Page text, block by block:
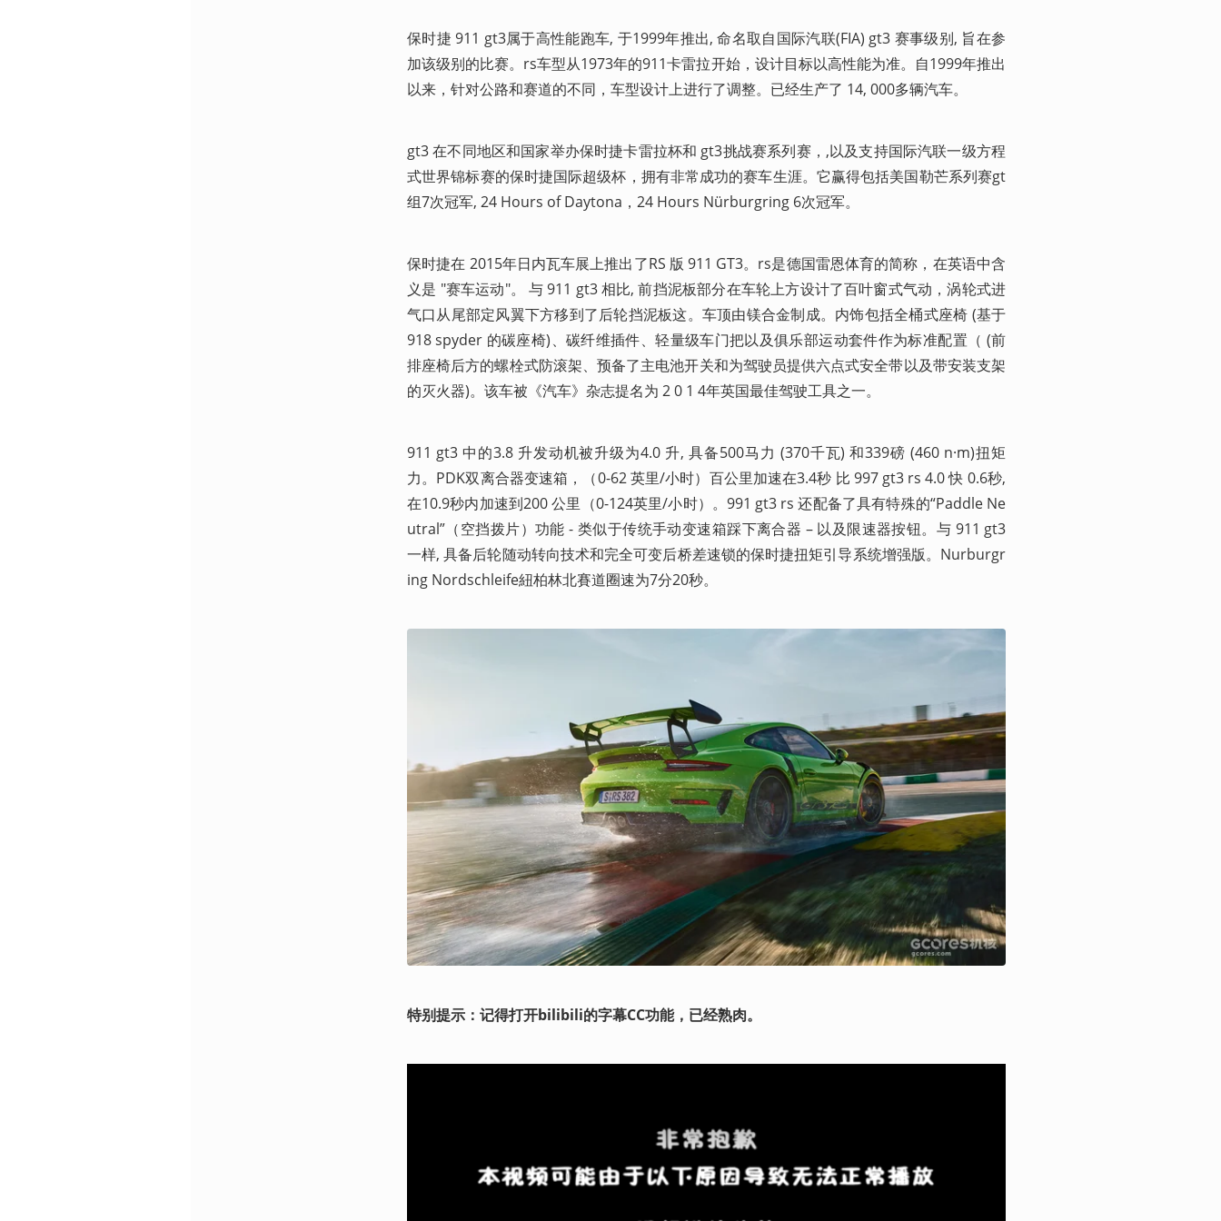
保时捷 911 gt3属于高性能跑车, 于1999年推出, 命名取自国际汽联(FIA) gt3 赛事级别, 旨在参
加该级别的比赛。rs车型从1973年的911卡雷拉开始，设计目标以高性能为准。自1999年推出
以来，针对公路和赛道的不同，车型设计上进行了调整。已经生产了 14, 000多辆汽车。
gt3 在不同地区和国家举办保时捷卡雷拉杯和 gt3挑战赛系列赛，,以及支持国际汽联一级方程
式世界锦标赛的保时捷国际超级杯，拥有非常成功的赛车生涯。它赢得包括美国勒芒系列赛gt
组7次冠军, 24 Hours of Daytona，24 Hours Nürburgring 6次冠军。
保时捷在 2015年日内瓦车展上推出了RS 版 911 GT3。rs是德国雷恩体育的简称，在英语中含
义是 "赛车运动"。 与 911 gt3 相比, 前挡泥板部分在车轮上方设计了百叶窗式气动，涡轮式进
气口从尾部定风翼下方移到了后轮挡泥板这。车顶由镁合金制成。内饰包括全桶式座椅 (基于
918 spyder 的碳座椅)、碳纤维插件、轻量级车门把以及俱乐部运动套件作为标准配置（ (前
排座椅后方的螺栓式防滚架、预备了主电池开关和为驾驶员提供六点式安全带以及带安装支架
的灭火器)。该车被《汽车》杂志提名为 2 0 1 4年英国最佳驾驶工具之一。
911 gt3 中的3.8 升发动机被升级为4.0 升, 具备500马力 (370千瓦) 和339磅 (460 n·m)扭矩
力。PDK双离合器变速箱，（0-62 英里/小时）百公里加速在3.4秒 比 997 gt3 rs 4.0 快 0.6秒,
在10.9秒内加速到200 公里（0-124英里/小时）。991 gt3 rs 还配备了具有特殊的“Paddle Ne
utral”（空挡拨片）功能 - 类似于传统手动变速箱踩下离合器 – 以及限速器按钮。与 911 gt3
一样, 具备后轮随动转向技术和完全可变后桥差速锁的保时捷扭矩引导系统增强版。Nurburgr
ing Nordschleife紐柏林北賽道圈速为7分20秒。
特别提示：记得打开bilibili的字幕CC功能，已经熟肉。